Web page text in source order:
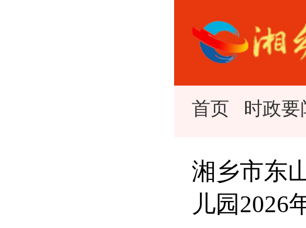
首页 时政要
湘乡市东
儿园2026